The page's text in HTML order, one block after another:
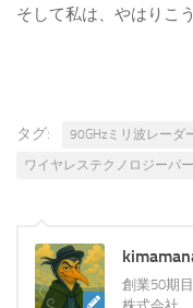
そして私は、やはりこ
タグ: 90GHzミリ波レーダ
ワイヤレステクノロジーパ
創業50期